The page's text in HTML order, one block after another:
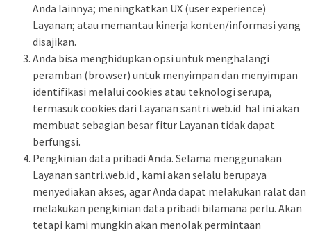
Anda lainnya; meningkatkan UX (user experience)
Layanan; atau memantau kinerja konten/informasi yang
disajikan.
Anda bisa menghidupkan opsi untuk menghalangi
peramban (browser) untuk menyimpan dan menyimpan
identifikasi melalui cookies atau teknologi serupa,
termasuk cookies dari Layanan santri.web.id hal ini akan
membuat sebagian besar fitur Layanan tidak dapat
berfungsi.
Pengkinian data pribadi Anda. Selama menggunakan
Layanan santri.web.id , kami akan selalu berupaya
menyediakan akses, agar Anda dapat melakukan ralat dan
melakukan pengkinian data pribadi bilamana perlu. Akan
tetapi kami mungkin akan menolak permintaan